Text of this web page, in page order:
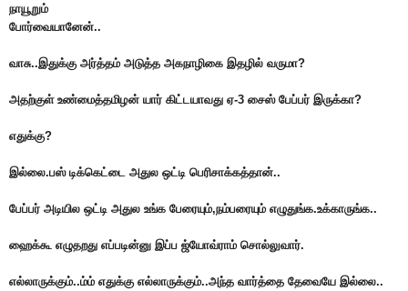
நாயூறும்
போர்வையானேன்..
வாசு..இதுக்கு அர்த்தம் அடுத்த அகநாழிகை இதழில் வருமா?
அதற்குள் உண்மைத்தமிழன் யார் கிட்டயாவது ஏ-3 சைஸ் பேப்பர் இருக்கா?
எதுக்கு?
இல்லை.பஸ் டிக்கெட்டை அதுல ஒட்டி பெரிசாக்கத்தான்..
பேப்பர் அடியில ஒட்டி அதுல உங்க பேரையும்,நம்பரையும் எழுதுங்க.உக்காருங்க..
ஹைக்கூ எழுதறது எப்படின்னு இப்ப ஜ்யோவ்ராம் சொல்லுவார்.
எல்லாருக்கும்..ம்ம் எதுக்கு எல்லாருக்கும்..அந்த வார்த்தை தேவையே இல்லை..